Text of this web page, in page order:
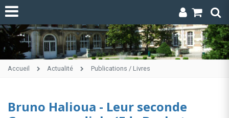
Accueil Actualité Publications / Livres
Bruno Halioua - Leur seconde